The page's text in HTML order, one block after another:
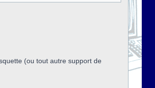
(ou tout autre support de